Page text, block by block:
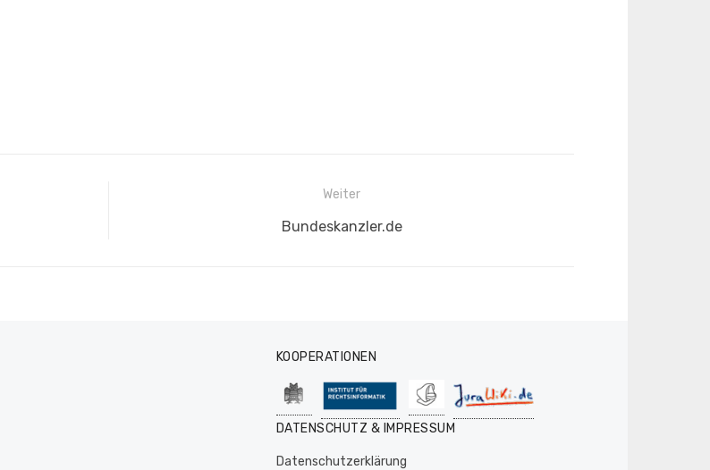
Weiter
Nächster
Bundeskanzler.de
KOOPERATIONEN
DATENSCHUTZ & IMPRESSUM
Datenschutzerklärung